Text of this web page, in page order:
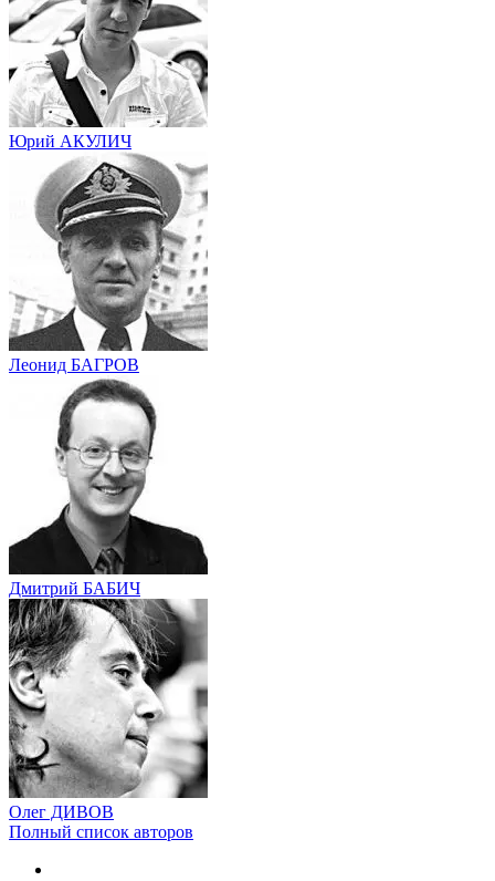
Юрий АКУЛИЧ
Леонид БАГРОВ
Дмитрий БАБИЧ
Олег ДИВОВ
Полный список авторов